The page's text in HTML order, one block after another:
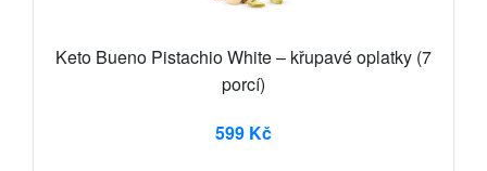
Keto Bueno Pistachio White – křupavé oplatky (7
porcí)
599 Kč